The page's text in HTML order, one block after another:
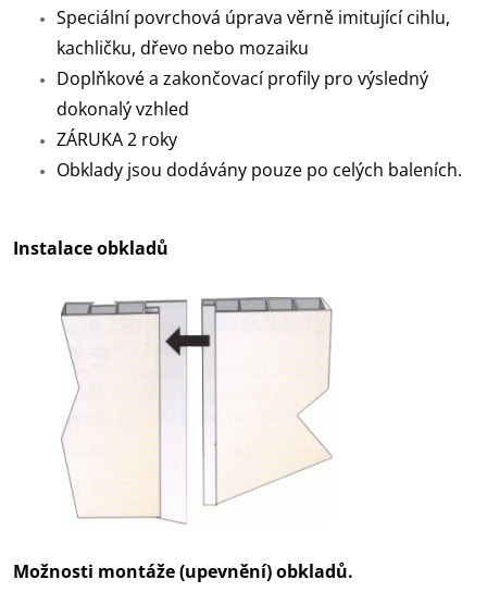
Speciální povrchová úprava věrně imitující cihlu,
kachličku, dřevo nebo mozaiku
Doplňkové a zakončovací profily pro výsledný
dokonalý vzhled
ZÁRUKA 2 roky
Obklady jsou dodávány pouze po celých baleních.
Instalace obkladů
Možnosti montáže (upevnění) obkladů.